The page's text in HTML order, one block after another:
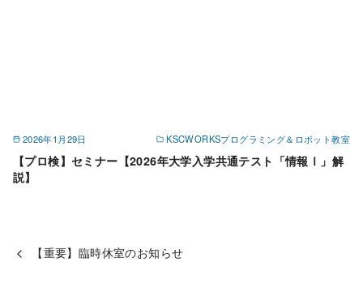
2026年1月29日 KSCWORKSプログラミング＆ロボット教室
【プロ検】セミナー【2026年大学入学共通テスト「情報Ⅰ」解
説】
【重要】臨時休室のお知らせ